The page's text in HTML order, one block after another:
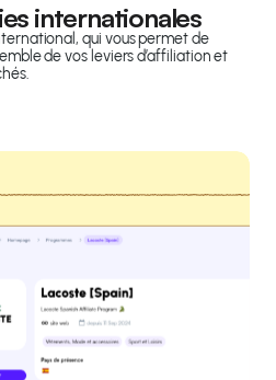
internationales
qui vous permet de
de vos leviers d’affiliation et